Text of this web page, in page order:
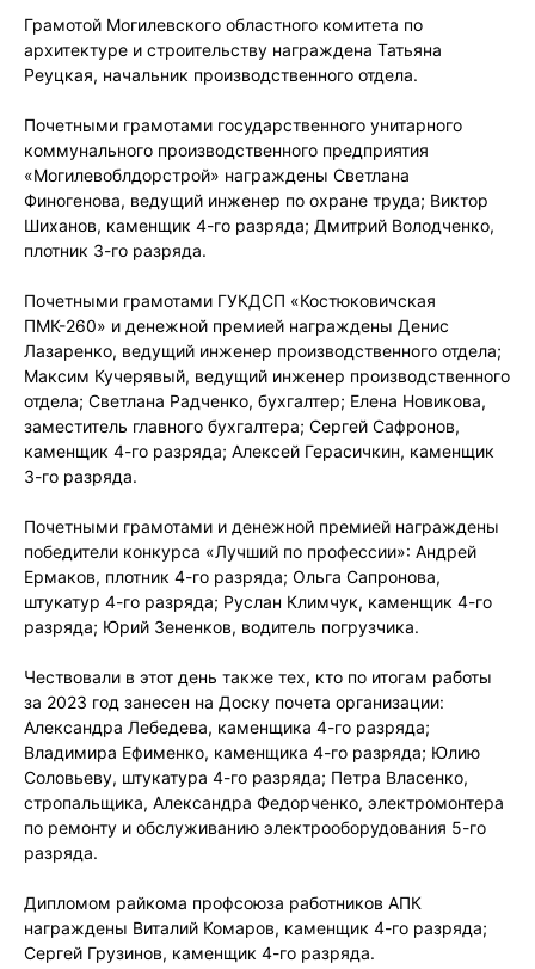
Грамотой Могилевского областного комитета по
архитектуре и строительству награждена Татьяна
Реуцкая, начальник производственного отдела.
Почетными грамотами государственного унитарного
коммунального производственного предприятия
«Могилевоблдорстрой» награждены Светлана
Финогенова, ведущий инженер по охране труда; Виктор
Шиханов, каменщик 4-го разряда; Дмитрий Володченко,
плотник 3-го разряда.
Почетными грамотами ГУКДСП «Костюковичская
ПМК-260» и денежной премией награждены Денис
Лазаренко, ведущий инженер производственного отдела;
Максим Кучерявый, ведущий инженер производственного
отдела; Светлана Радченко, бухгалтер; Елена Новикова,
заместитель главного бухгалтера; Сергей Сафронов,
каменщик 4-го разряда; Алексей Герасичкин, каменщик
3-го разряда.
Почетными грамотами и денежной премией награждены
победители конкурса «Лучший по профессии»: Андрей
Ермаков, плотник 4-го разряда; Ольга Сапронова,
штукатур 4-го разряда; Руслан Климчук, каменщик 4-го
разряда; Юрий Зененков, водитель погрузчика.
Чествовали в этот день также тех, кто по итогам работы
за 2023 год занесен на Доску почета организации:
Александра Лебедева, каменщика 4-го разряда;
Владимира Ефименко, каменщика 4-го разряда; Юлию
Соловьеву, штукатура 4-го разряда; Петра Власенко,
стропальщика, Александра Федорченко, электромонтера
по ремонту и обслуживанию электрооборудования 5-го
разряда.
Дипломом райкома профсоюза работников АПК
награждены Виталий Комаров, каменщик 4-го разряда;
Сергей Грузинов, каменщик 4-го разряда.